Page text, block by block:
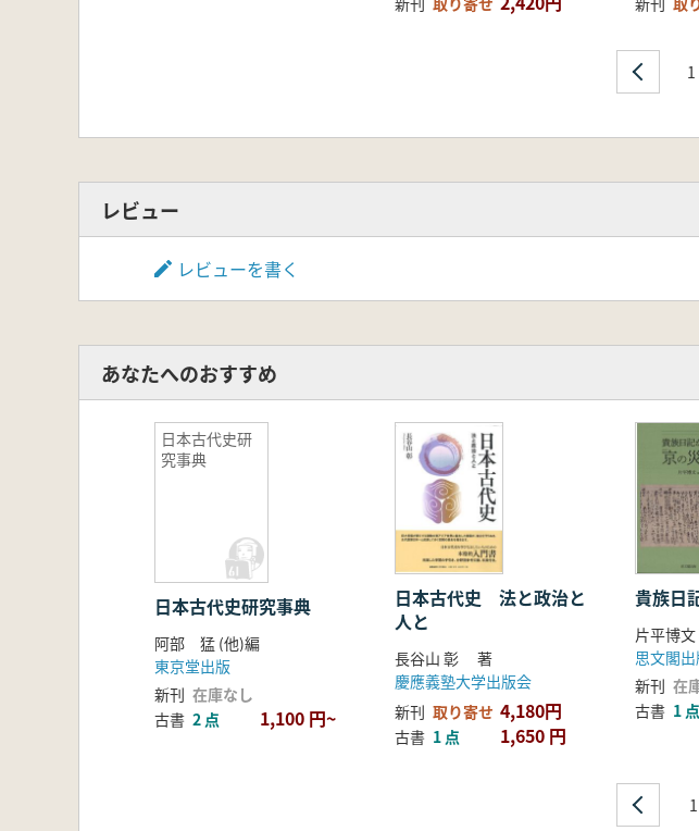
八 明州への旅と弟子たちとの別れ
(延久五年〔一〇七三=宋・煕寧六〕四月十五日～六月十二日)
出 船/楚州から揚州へ/揚州から杭州へ/杭州に到来/明州に向かう
1
レビュー
レビューを書く
あなたへのおすすめ
日本古代史研
究事典
日本古代史研究事典
阿部 猛 (他)編
東京堂出版
新刊 在庫なし
古書 2 点 1,100 円~
日本古代史 法と政治と
人と
長谷山 彰 著
慶應義塾大学出版会
新刊 取り寄せ 4,180円
古書 1 点 1,650 円
貴族日
片平博文
思文閣
新刊 在
古書 1 点
1